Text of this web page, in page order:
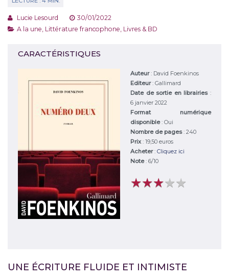
Lucie Lesourd
30/01/2022
A la une Littérature francophone Livres & BD
CARACTÉRISTIQUES
Auteur: David Foenkinos
Editeur: Gallimard
Date de sortie en librairies :
6 janvier 2022
Format numérique
disponible: Oui
Nombre de pages: 240
Prix: 19,50 euros
Acheter: Cliquez ici
Note: 6/10
★★★★★
★★★★★
UNE ÉCRITURE FLUIDE ET INTIMISTE